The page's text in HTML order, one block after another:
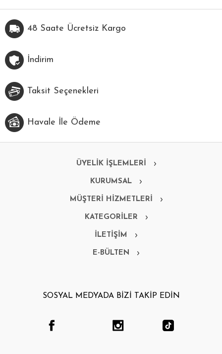
48 Saate Ücretsiz Kargo
İndirim
Taksit Seçenekleri
Havale İle Ödeme
ÜYELİK İŞLEMLERİ
KURUMSAL
MÜŞTERİ HİZMETLERİ
KATEGORİLER
İLETİŞİM
E-BÜLTEN
SOSYAL MEDYADA BİZİ TAKİP EDİN